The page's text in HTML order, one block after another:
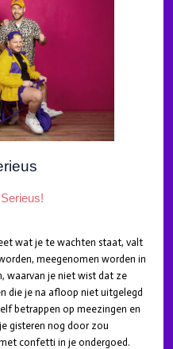
wat je te wachten staat, valt
meegenomen worden in
waarvan je niet wist dat ze
die je na afloop niet uitgelegd
betrappen op meezingen en
gisteren nog door zou
confetti in je ondergoed.